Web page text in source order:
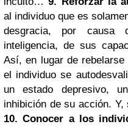
al individuo que es
desgracia, por
inteligencia, de sus
Así, en lugar de
el individuo se
un estado depresivo,
inhibición de su acción.
10. Conocer a los